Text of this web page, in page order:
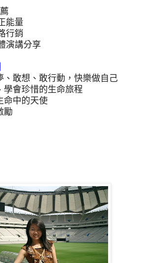
能量
行銷
演講分享
敢想、敢行動，快樂做自己
會珍惜的生命旅程
命中的天使
勵